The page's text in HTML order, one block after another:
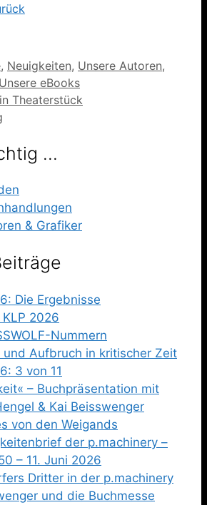
, Neuigkeiten, Unsere Autoren,
Unsere eBooks
Theaterstück
…
& Grafiker
Die Ergebnisse
2026
Nummern
und Aufbruch in kritischer Zeit
3 von 11
– Buchpräsentation mit
& Kai Beisswenger
von den Weigands
der p.machinery –
– 11. Juni 2026
Dritter in der p.machinery
und die Buchmesse